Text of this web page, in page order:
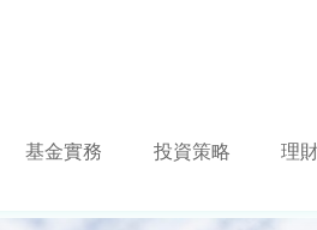
基金實務 投資策略 理